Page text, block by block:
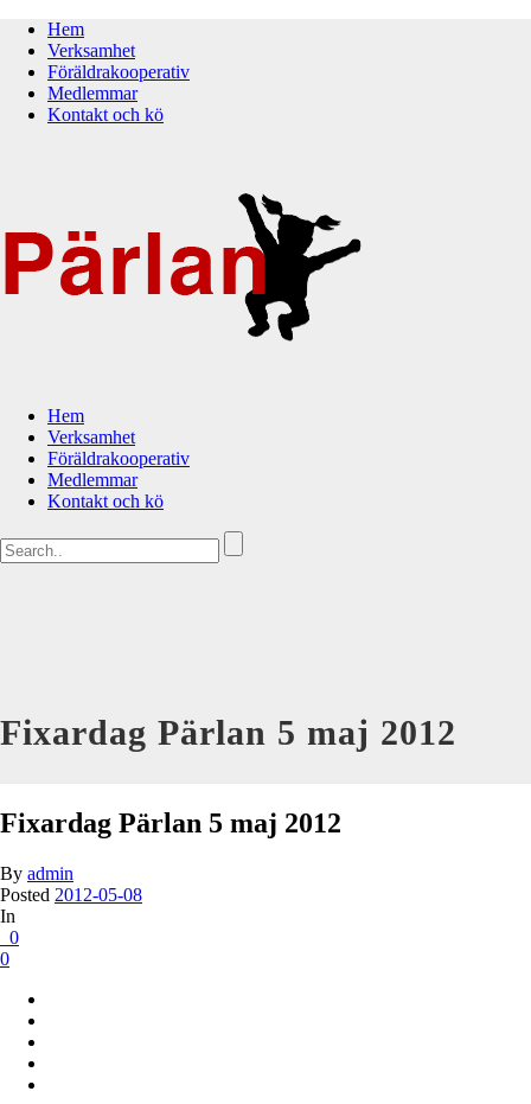
Hem
Verksamhet
Föräldrakooperativ
Medlemmar
Kontakt och kö
Hem
Verksamhet
Föräldrakooperativ
Medlemmar
Kontakt och kö
Fixardag Pärlan 5 maj 2012
Fixardag Pärlan 5 maj 2012
By admin
Posted 2012-05-08
In
0
0